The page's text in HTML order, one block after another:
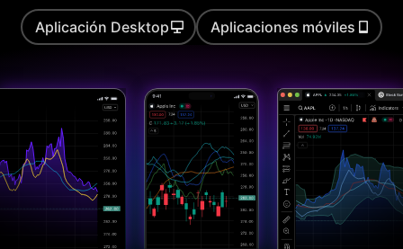
patrones de gráficos
automáticos
estrategias
Métricas básicas del
Métricas avanzadas
de informes
Aplicación Desktop Aplicaciones móviles